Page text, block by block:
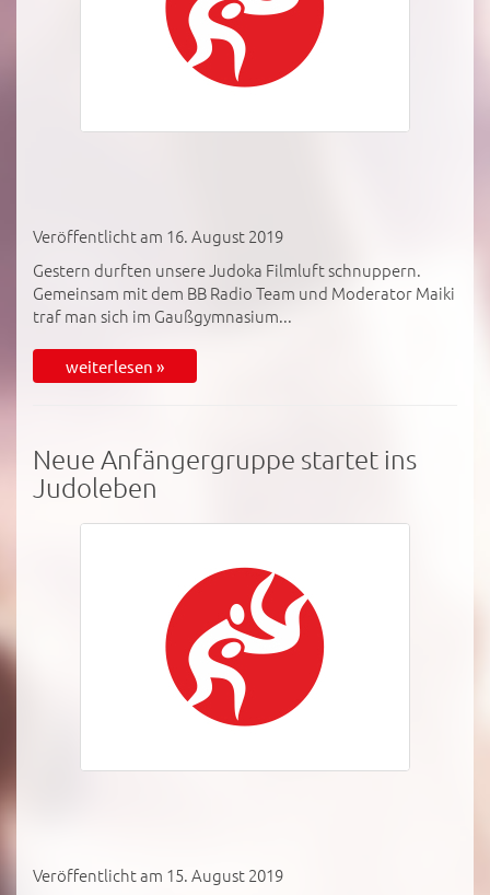
Veröffentlicht am 16. August 2019
Gestern durften unsere Judoka Filmluft schnuppern.
Gemeinsam mit dem BB Radio Team und Moderator Maiki
traf man sich im Gaußgymnasium...
weiterlesen »
Neue Anfängergruppe startet ins
Judoleben
Veröffentlicht am 15. August 2019